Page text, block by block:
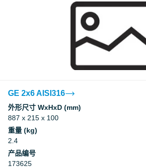
GE 2x6 AISI316
外形尺寸 WxHxD (mm)
887 x 215 x 100
重量 (kg)
2.4
产品编号
173625